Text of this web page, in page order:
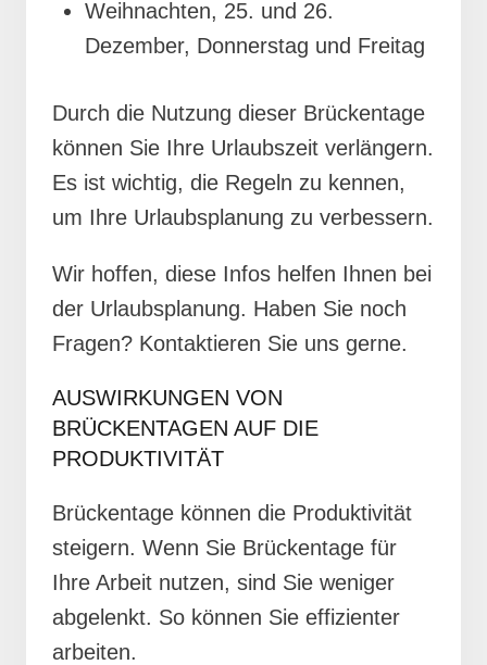
Weihnachten, 25. und 26.
Dezember, Donnerstag und Freitag
Durch die Nutzung dieser Brückentage
können Sie Ihre Urlaubszeit verlängern.
Es ist wichtig, die Regeln zu kennen,
um Ihre Urlaubsplanung zu verbessern.
Wir hoffen, diese Infos helfen Ihnen bei
der Urlaubsplanung. Haben Sie noch
Fragen? Kontaktieren Sie uns gerne.
AUSWIRKUNGEN VON
BRÜCKENTAGEN AUF DIE
PRODUKTIVITÄT
Brückentage können die Produktivität
steigern. Wenn Sie Brückentage für
Ihre Arbeit nutzen, sind Sie weniger
abgelenkt. So können Sie effizienter
arbeiten.